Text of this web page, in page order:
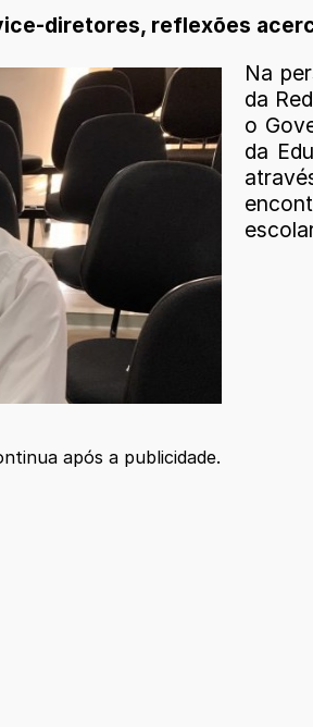
diretores, reflexões
Na
da
o
da
após a publicidade.